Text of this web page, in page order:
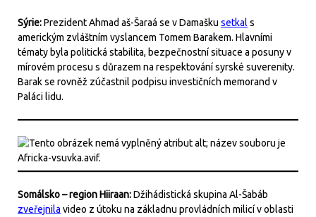
Sýrie:Prezident Ahmad aš-Šaraá se v Damašku setkal s
americkým zvláštním vyslancem Tomem Barakem. Hlavními
tématy byla politická stabilita, bezpečnostní situace a posuny v
mírovém procesu s důrazem na respektování syrské suverenity.
Barak se rovněž zúčastnil podpisu investičních memorand v
Paláci lidu.
Somálsko – region Hiiraan:Džihádistická skupina Al-Šabáb
zveřejnila video z útoku na základnu provládních milicí v oblasti